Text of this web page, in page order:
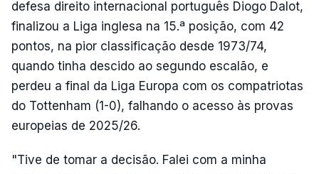
defesa direito internacional português Diogo Dalot,
finalizou a Liga inglesa na 15.ª posição, com 42
pontos, na pior classificação desde 1973/74,
quando tinha descido ao segundo escalão, e
perdeu a final da Liga Europa com os compatriotas
do Tottenham (1-0), falhando o acesso às provas
europeias de 2025/26.
"Tive de tomar a decisão. Falei com a minha